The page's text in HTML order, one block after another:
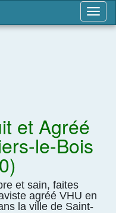
et Agréé
le-Bois
et sain, faites
agréé VHU en
la ville de Saint-